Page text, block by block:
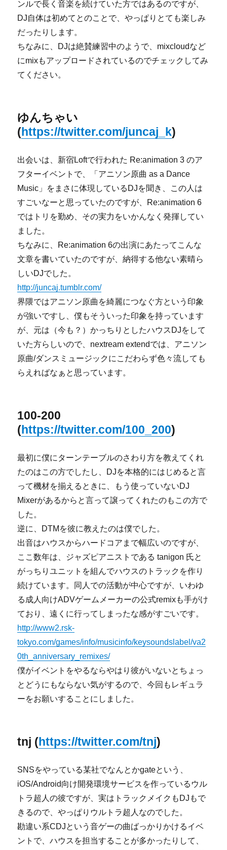
ンルで長く音楽を続けていた方ではあるのですが、
DJ自体は初めてとのことで、やっぱりとても楽しみ
だったりします。
ちなみに、DJは絶賛練習中のようで、mixcloudなど
にmixもアップロードされているのでチェックしてみ
てください。
ゆんちゃい
(https://twitter.com/juncaj_k)
出会いは、新宿Loftで行われた Re:animation 3 のア
フターイベントで、「アニソン原曲 as a Dance
Music」をまさに体現しているDJを聞き、この人は
すごいなーと思っていたのですが、Re:animation 6
ではトリを勤め、その実力をいかんなく発揮してい
ました。
ちなみに、Re:animation 6の出演にあたってこんな
文章を書いていたのですが、納得する他ない素晴ら
しいDJでした。
http://juncaj.tumblr.com/
界隈ではアニソン原曲を綺麗につなぐ方という印象
が強いですし、僕もそういった印象を持っています
が、元は（今も？）かっちりとしたハウスDJをして
いた方らしいので、nextream extendでは、アニソン
原曲/ダンスミュージックにこだわらず色々流しても
らえればなぁと思っています。
100-200
(https://twitter.com/100_200)
最初に僕にターンテーブルのさわり方を教えてくれ
たのはこの方でしたし、DJを本格的にはじめると言
って機材を揃えるときに、もう使っていないDJ
Mixerがあるからと言って譲ってくれたのもこの方で
した。
逆に、DTMを彼に教えたのは僕でした。
出音はハウスからハードコアまで幅広いのですが、
ここ数年は、ジャズピアニストである tanigon 氏と
がっちりユニットを組んでハウスのトラックを作り
続けています。同人での活動が中心ですが、いわゆ
る成人向けADVゲームメーカーの公式remixも手がけ
ており、遠くに行ってしまったな感がすごいです。
http://www2.rsk-
tokyo.com/games/info/musicinfo/keysoundslabel/va2
0th_anniversary_remixes/
僕がイベントをやるならやはり彼がいないとちょっ
とどうにもならない気がするので、今回もレギュラ
ーをお願いすることにしました。
tnj (https://twitter.com/tnj)
SNSをやっている某社でなんとかgateという、
iOS/Android向け開発環境サービスを作っているウル
トラ超人の彼ですが、実はトラックメイクもDJもで
きるので、やっぱりウルトラ超人なのでした。
勘違い系CDJという音ゲーの曲ばっかりかけるイベ
ントで、ハウスを担当することが多かったりして、